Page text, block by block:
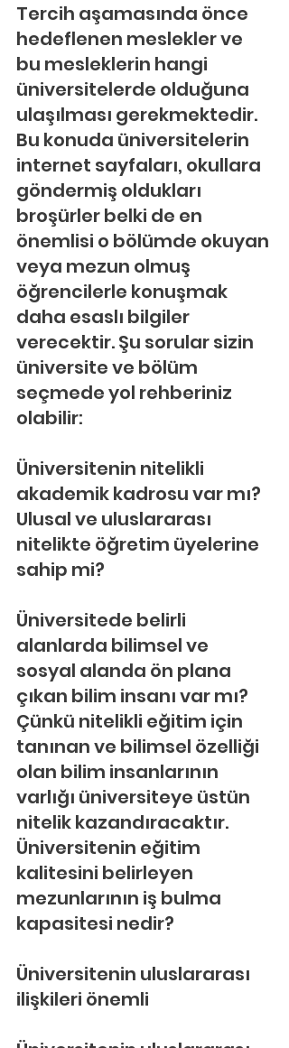
Tercih aşamasında önce
hedeflenen meslekler ve
bu mesleklerin hangi
üniversitelerde olduğuna
ulaşılması gerekmektedir.
Bu konuda üniversitelerin
internet sayfaları, okullara
göndermiş oldukları
broşürler belki de en
önemlisi o bölümde okuyan
veya mezun olmuş
öğrencilerle konuşmak
daha esaslı bilgiler
verecektir. Şu sorular sizin
üniversite ve bölüm
seçmede yol rehberiniz
olabilir:
Üniversitenin nitelikli
akademik kadrosu var mı?
Ulusal ve uluslararası
nitelikte öğretim üyelerine
sahip mi?
Üniversitede belirli
alanlarda bilimsel ve
sosyal alanda ön plana
çıkan bilim insanı var mı?
Çünkü nitelikli eğitim için
tanınan ve bilimsel özelliği
olan bilim insanlarının
varlığı üniversiteye üstün
nitelik kazandıracaktır.
Üniversitenin eğitim
kalitesini belirleyen
mezunlarının iş bulma
kapasitesi nedir?
Üniversitenin uluslararası
ilişkileri önemli